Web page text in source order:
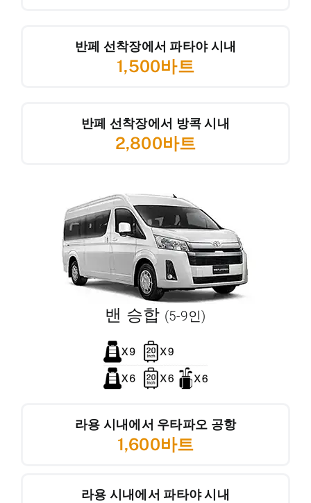
반페 선착장에서 파타야 시내
1,500바트
반페 선착장에서 방콕 시내
2,800바트
밴 승합 (5-9인)
라용 시내에서 우타파오 공항
1,600바트
라용 시내에서 파타야 시내